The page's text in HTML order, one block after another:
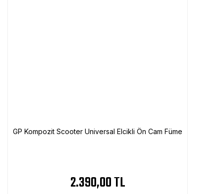
GP Kompozit Scooter Universal Elcikli Ön Cam Füme
2.390,00 TL